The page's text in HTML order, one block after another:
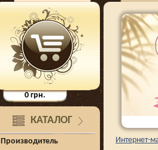
0грн.
КАТАЛОГ
Производитель Интернет-